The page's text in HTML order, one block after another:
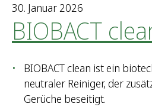
30. Januar 2026
BIOBACT
BIOBACT clean ist ein
neutraler Reiniger, der
Gerüche beseitigt.